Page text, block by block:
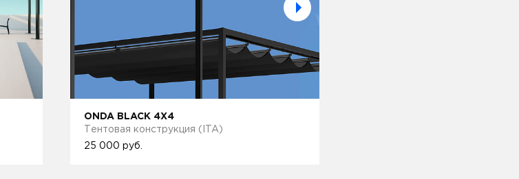
ONDA BLACK 4X4
Тентовая конструкция (ITA)
25 000 руб.